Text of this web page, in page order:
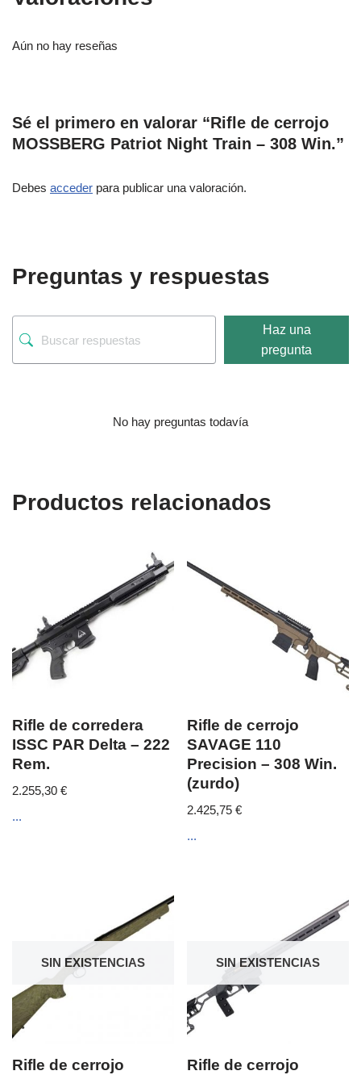
Aún no hay reseñas
Sé el primero en valorar “Rifle de cerrojo
MOSSBERG Patriot Night Train – 308 Win.”
Debes acceder para publicar una valoración.
Preguntas y respuestas
Haz una
pregunta
No hay preguntas todavía
Productos relacionados
Rifle de corredera
ISSC PAR Delta – 222
Rem.
2.255,30 €
...
Rifle de cerrojo
SAVAGE 110
Precision – 308 Win.
(zurdo)
2.425,75€
...
SIN EXISTENCIAS
Rifle de cerrojo
SIN EXISTENCIAS
Rifle de cerrojo